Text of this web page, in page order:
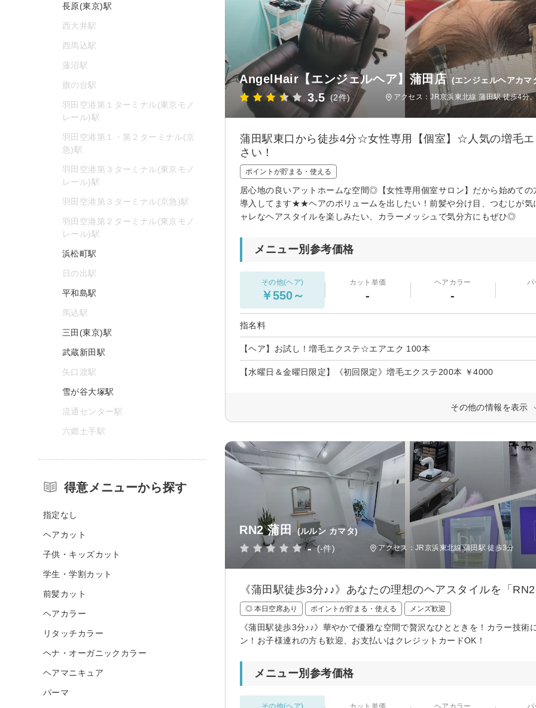
AngelHair【エンジェルヘア】蒲田店 (エンジェルヘアカマ
3.5 (2件) アクセス：JR京浜東北線 蒲田駅 徒歩4分
蒲田駅東口から徒歩4分☆女性専用【個室】☆人気の増毛エ
さい！
ポイントが貯まる・使える
居心地の良いアットホームな空間◎【女性専用個室サロン】だから始めて
導入してます★★ヘアのボリュームを出したい！前髪や分け目、つむじが
ャレなヘアスタイルを楽しみたい、カラーメッシュで気分方にもぜひ◎
メニュー別参考価格
その他(ヘア)
￥550～
カット単価
-
ヘアカラー
-
パ
指名料
【ヘア】お試し！増毛エクステ☆エアエク 100本
【水曜日＆金曜日限定】《初回限定》増毛エクステ200本 ￥4000
その他の情報を表示
RN2 蒲田 (ルルン カマタ)
- (-件) アクセス：JR京浜東北線 蒲田駅 徒歩3分
《蒲田駅徒歩3分♪♪》あなたの理想のヘアスタイルを「
◎ 本日空席あり ポイントが貯まる・使える メンズ歓迎
《蒲田駅徒歩3分♪♪》華やかで優雅な空間で贅沢なひとときを！カラー技
ン！お子様連れの方も歓迎、お支払いはクレジットカードOK！
メニュー別参考価格
その他(ヘア) カット単価 ヘアカラー パ
長原(東京)駅
西大井駅
西馬込駅
蓮沼駅
旗の台駅
羽田空港第１ターミナル(東京モノ
レール)駅
羽田空港第１・第２ターミナル(京
急)駅
羽田空港第３ターミナル(東京モノ
レール)駅
羽田空港第３ターミナル(京急)駅
羽田空港第２ターミナル(東京モノ
レール)駅
浜松町駅
日の出駅
平和島駅
馬込駅
三田(東京)駅
武蔵新田駅
矢口渡駅
雪が谷大塚駅
流通センター駅
六郷土手駅
得意メニューから探す
指定なし
ヘアカット
子供・キッズカット
学生・学割カット
前髪カット
ヘアカラー
リタッチカラー
ヘナ・オーガニックカラー
ヘアマニキュア
パーマ